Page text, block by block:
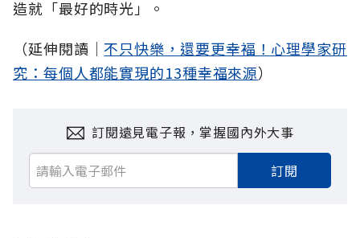
造就「最好的時光」。
（延伸閱讀│不只快樂，還要更幸褔！心理學家研
究：每個人都能實現的13種幸福來源）
訂閱遠見電子報，掌握國內外大事
訂閱